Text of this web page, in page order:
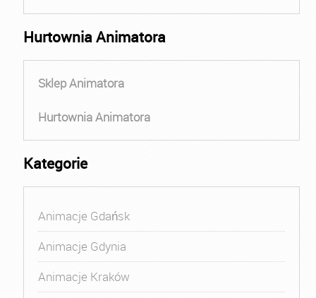
Hurtownia Animatora
Sklep Animatora
Hurtownia Animatora
Kategorie
Animacje Gdańsk
Animacje Gdynia
Animacje Kraków